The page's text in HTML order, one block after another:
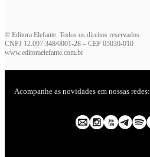
© Editora Elefante. Todos os direitos reservados.
CNPJ 12.097.348/0001-28 – CEP 05030-010
www.editoraelefante.com.br
Acompanhe as novidades em nossas redes: